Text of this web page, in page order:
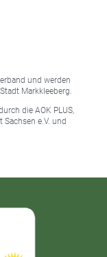
und werden
Markkleeberg.
die AOK PLUS,
e.V. und